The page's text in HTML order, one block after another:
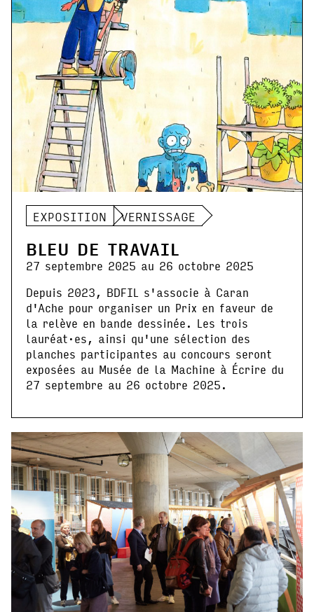
EXPOSITION VERNISSAGE
BLEU DE TRAVAIL
27 septembre 2025 au 26 octobre 2025
Depuis 2023, BDFIL s'associe à Caran
d'Ache pour organiser un Prix en faveur de
la relève en bande dessinée. Les trois
lauréat·es, ainsi qu'une sélection des
planches participantes au concours seront
exposées au Musée de la Machine à Écrire du
27 septembre au 26 octobre 2025.